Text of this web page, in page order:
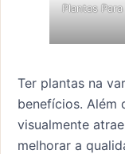
Plantas
Ter plantas na
benefícios. Além
visualmente
melhorar a